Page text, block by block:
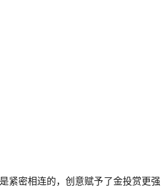
紧密相连的，创意赋予了金投赏更强